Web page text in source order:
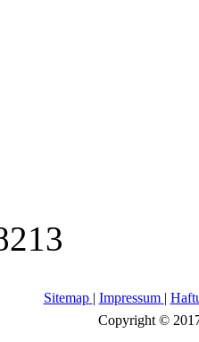
Sitemap | Impressum |
Copyright ©